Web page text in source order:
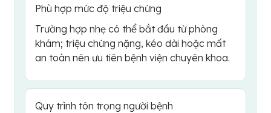
Phù hợp mức độ triệu chứng
Trường hợp nhẹ có thể bắt đầu từ phòng
khám; triệu chứng nặng, kéo dài hoặc mất
an toàn nên ưu tiên bệnh viện chuyên khoa.
Quy trình tôn trọng người bệnh